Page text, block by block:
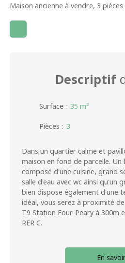
Maison ancienne à vendre, 3
Descriptif
Surface : 35 m²
Pièces : 3
Dans un quartier calme et
maison en fond de parcelle. Un
composé d'une cuisine, grand
salle d'eau avec wc ainsi qu'un
bien dispose également d'une
idéal, vous serez à proximité
T9 Station Four-Peary à 300m
RER C.
En